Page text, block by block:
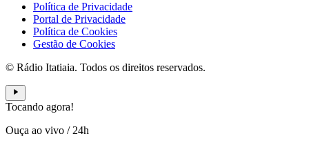
Política de Privacidade
Portal de Privacidade
Política de Cookies
Gestão de Cookies
© Rádio Itatiaia. Todos os direitos reservados.
Tocando agora!
Ouça ao vivo / 24h